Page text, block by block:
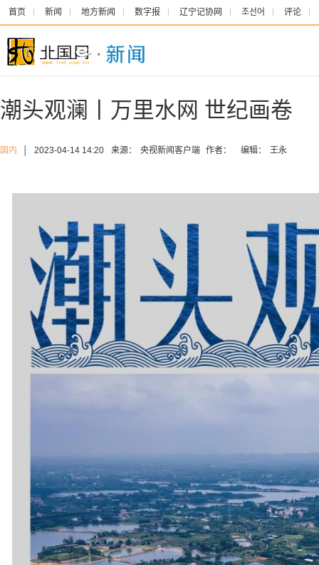
首页 新闻 地方新闻 数字报 辽宁记协网 조선어 评论
潮头观澜丨万里水网 世纪画卷
国内 2023-04-14 14:20 来源： 央视新闻客户端 作者： 编辑： 王永